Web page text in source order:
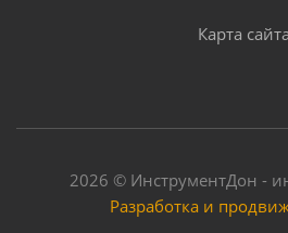
Карта сайта
2026 © ИнструментДон -
Разработка и